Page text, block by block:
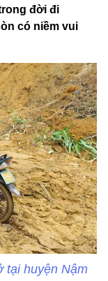
đời đi
có niềm vui
tại huyện Nậm